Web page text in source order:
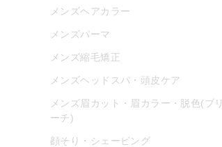
メンズヘアカラー
メンズパーマ
メンズ縮毛矯正
メンズヘッドスパ・頭皮ケア
メンズ眉カット・眉カラー・脱色(ブリ
ーチ)
顔そり・シェービング